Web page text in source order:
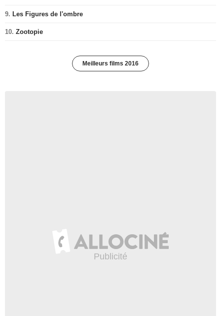
9. Les Figures de l'ombre
10. Zootopie
Meilleurs films 2016